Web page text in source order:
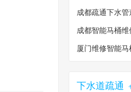
成都疏通下水
成都智能马桶
厦门维修智能
下水道疏通